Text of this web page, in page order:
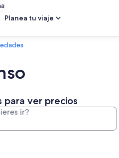
Planea tu viaje
para ver precios
ir?